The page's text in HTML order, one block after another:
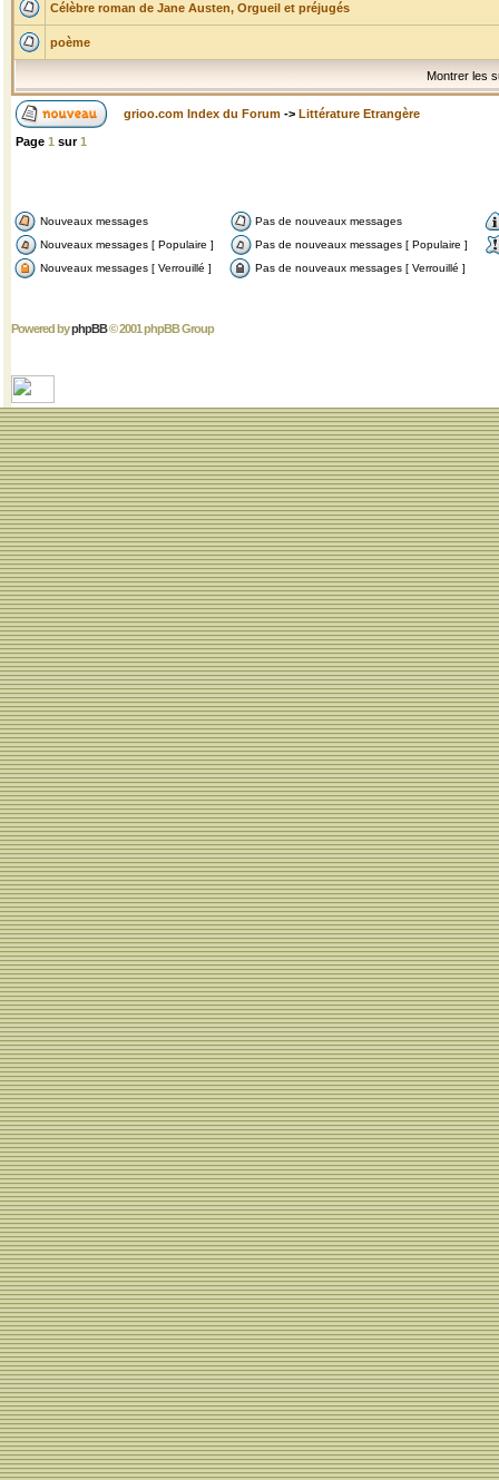
Célèbre roman de Jane Austen, Orgueil et préjugés
poème
Montrer les
grioo.com Index du Forum -> Littérature Etrangère
Page 1 sur1
Nouveaux messages
Pas de nouveaux messages
Nouveaux messages [ Populaire ]
Pas de nouveaux messages [ Populaire ]
Nouveaux messages [ Verrouillé ]
Pas de nouveaux messages [ Verrouillé ]
Powered byphpBB© 2001 phpBB Group